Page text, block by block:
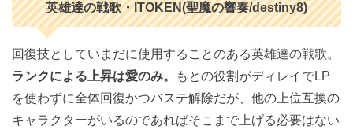
英雄達の戦歌・ITOKEN(聖魔の響奏/destiny8)
回復技としていまだに使用することのある英雄達の戦歌。
ランクによる上昇は愛のみ。
もとの役割がディレイでLP
を使わずに全体回復かつバステ解除だが、他の上位互換の
キャラクターがいるのであればそこまで上げる必要はない